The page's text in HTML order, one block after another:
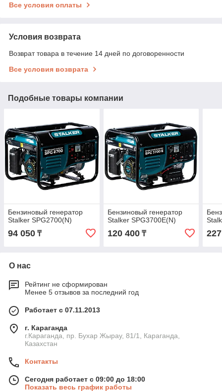
Все условия оплаты
Условия возврата
Возврат товара в течение 14 дней по договоренности
Все условия возврата
Подобные товары компании
Бензиновый генератор
Stalker SPG2700(N)
94 050 ₸
Бензиновый генератор
Stalker SPG3700E(N)
120 400₸
О нас
Рейтинг не сформирован
Менее 5 отзывов за последний год
Работает с 07.11.2013
г. Караганда
г.Караганда, пр. Бухар Жырау, 81/1, Караганда,
Казахстан
Контакты
Сегодня работает с 09:00 до 18:00
Показать весь график работы